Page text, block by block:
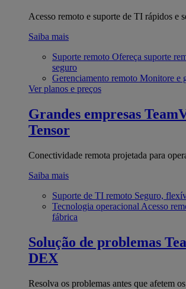
Acesso remoto e suporte de TI rápidos e
Saiba mais
Suporte remoto Ofereça suporte
seguro
Gerenciamento remoto Monitore e
Ver planos e preços
Grandes empresas
Tensor
Conectividade remota projetada para
Saiba mais
Suporte de TI remoto Seguro,
Tecnologia operacional Acesso
fábrica
Solução de problemas
DEX
Resolva os problemas antes que afetem